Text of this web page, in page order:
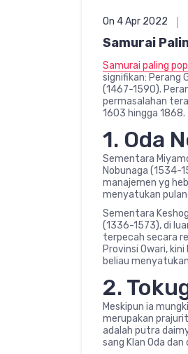
On 4 Apr 2022
Samurai
Samurai paling
signifikan: Perang
(1467-1590).
permasalahan
1603 hingga 1868.
1. Oda
Sementara
Nobunaga (1534-
manajemen yg
menyatukan
Sementara
(1336-1573), di
terpecah secara
Provinsi Owari,
beliau
2.
Meskipun ia
merupakan
adalah putra
sang Klan Oda